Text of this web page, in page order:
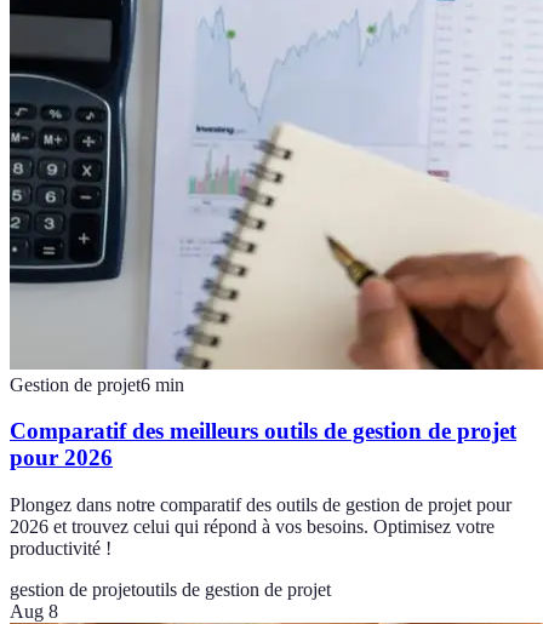
Gestion de projet6 min
Comparatif des meilleurs outils de gestion de projet
pour 2026
Plongez dans notre comparatif des outils de gestion de projet pour
2026 et trouvez celui qui répond à vos besoins. Optimisez votre
productivité !
gestion de projetoutils de gestion de projet
Aug 8